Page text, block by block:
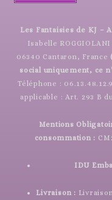
Les Fantaisies de KJ –
Isabelle
06340 Cantaron, France
social uniquement, ce
Téléphone :
applicable : Art. 293 B
Mentions
consommation :
IDU
Livraison :